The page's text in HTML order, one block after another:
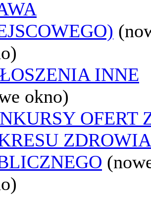
INNE
okno)
OFERT
ZDROWIA